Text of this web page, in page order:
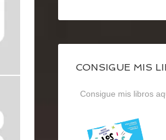
CONSIGUE MIS
Consigue mis libros